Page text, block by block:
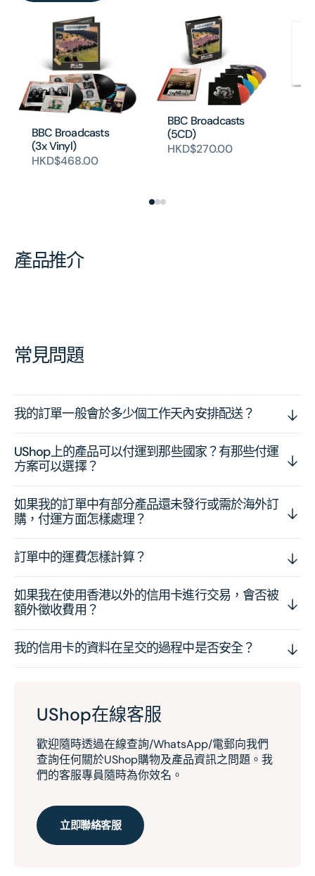
BBC Broadcasts
(3x Vinyl)
HKD$468.00
BBC Broadcasts
(5CD)
HKD$270.00
產品推介
常見問題
我的訂單一般會於多少個工作天內安排配送？
UShop上的產品可以付運到那些國家？有那些付運
方案可以選擇？
如果我的訂單中有部分產品還未發行或需於海外訂
購，付運方面怎樣處理？
訂單中的運費怎樣計算？
如果我在使用香港以外的信用卡進行交易，會否被
額外徵收費用？
我的信用卡的資料在呈交的過程中是否安全？
UShop在線客服
歡迎隨時透過在線查詢/WhatsApp/電郵向我們
查詢任何關於UShop購物及產品資訊之問題。我
們的客服專員隨時為你效名。
立即聯絡客服